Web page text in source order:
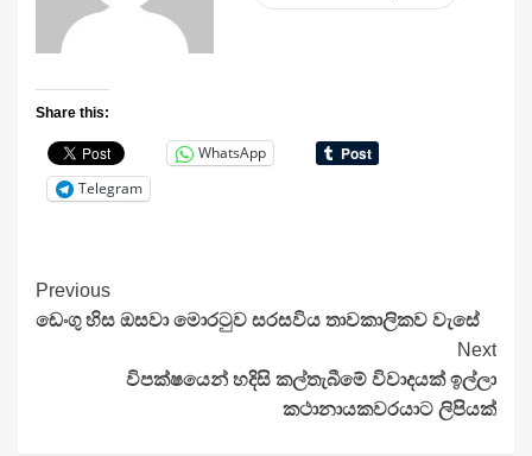
Share this:
WhatsApp
Telegram
Continue
Reading
Previous
ඩෙංගු හිස ඔසවා මොරටුව සරසවිය තාවකාලිකව වැසේ
Next
විපක්ෂයෙන් හදිසි කල්තැබීමේ විවාදයක් ඉල්ලා
කථානායකවරයාට ලිපියක්